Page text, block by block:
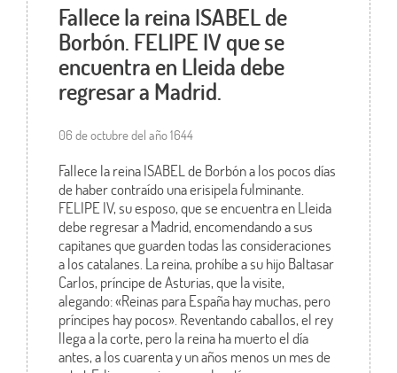
Fallece la reina ISABEL de
Borbón. FELIPE IV que se
encuentra en Lleida debe
regresar a Madrid.
06 de octubre del año 1644
Fallece la reina ISABEL de Borbón a los pocos días
de haber contraído una erisipela fulminante.
FELIPE IV, su esposo, que se encuentra en Lleida
debe regresar a Madrid, encomendando a sus
capitanes que guarden todas las consideraciones
a los catalanes. La reina, prohíbe a su hijo Baltasar
Carlos, príncipe de Asturias, que la visite,
alegando: «Reinas para España hay muchas, pero
príncipes hay pocos». Reventando caballos, el rey
llega a la corte, pero la reina ha muerto el día
antes, a los cuarenta y un años menos un mes de